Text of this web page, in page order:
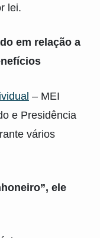
lei.
em relação a
– MEI
e Presidência
vários
ele